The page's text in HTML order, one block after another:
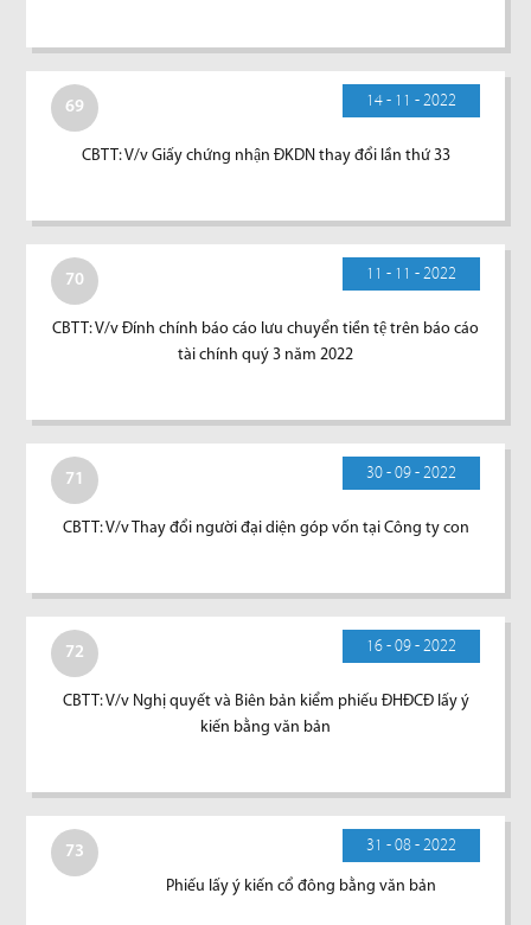
69 14 - 11 - 2022
CBTT: V/v Giấy chứng nhận ĐKDN thay đổi lần thứ 33
70 11 - 11 - 2022
CBTT: V/v Đính chính báo cáo lưu chuyển tiền tệ trên báo cáo
tài chính quý 3 năm 2022
71 30 - 09 - 2022
CBTT: V/v Thay đổi người đại diện góp vốn tại Công ty con
72 16 - 09 - 2022
CBTT: V/v Nghị quyết và Biên bản kiểm phiếu ĐHĐCĐ lấy ý
kiến bằng văn bản
73 31 - 08 - 2022
Phiếu lấy ý kiến cổ đông bằng văn bản